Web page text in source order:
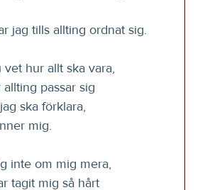
jag tills allting ordnat sig.
hur allt ska vara,
passar sig
ska förklara,
mig.
inte om mig mera,
tagit mig så hårt